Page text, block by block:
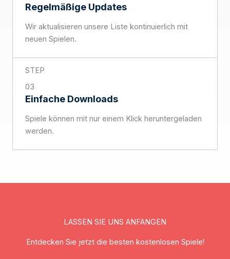
Regelmäßige Updates
Wir aktualisieren unsere Liste kontinuierlich mit
neuen Spielen.
STEP
03
Einfache Downloads
Spiele können mit nur einem Klick heruntergeladen
werden.
LASSEN SIE UNS ANFANGEN
Entdecken Sie jetzt die besten kostenlosen Spiele!